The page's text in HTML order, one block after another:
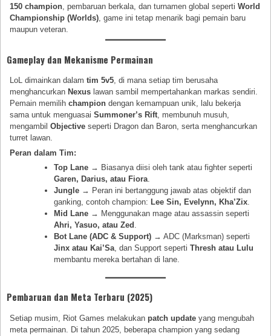
150 champion , pembaruan berkala, dan turnamen global sepertiWorld
Championship (Worlds) , game ini tetap menarik bagi pemain baru
maupun veteran.
Gameplay dan Mekanisme Permainan
LoL dimainkan dalamtim 5v5, di mana setiap tim berusaha
menghancurkan Nexus lawan sambil mempertahankan markas sendiri.
Pemain memilihchampion dengan kemampuan unik, lalu bekerja
sama untuk menguasaiSummoner’s Rift, membunuh musuh,
mengambilObjective seperti Dragon dan Baron, serta menghancurkan
turret lawan.
Peran dalam Tim:
Top Lane → Biasanya diisi oleh tank atau fighter seperti
Garen, Darius, atau Fiora
Jungle → Peran ini bertanggung jawab atas objektif dan
ganking, contoh champion:Lee Sin, Evelynn, Kha’Zix
Mid Lane → Menggunakan mage atau assassin seperti
Ahri, Yasuo, atau Zed
Bot Lane (ADC & Support) → ADC (Marksman) seperti
Jinx atau Kai’Sa , dan Support sepertiThresh atau Lulu
membantu mereka bertahan di lane.
Pembaruan dan Meta Terbaru (2025)
Setiap musim, Riot Games melakukan patch update yang mengubah
meta permainan. Di tahun 2025, beberapa champion yang sedang